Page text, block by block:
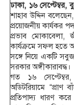
ঢাকা, ১৬ সেপ্টেম্বর,
শাহাব উদ্দিন
প্রয়োজনীয় কার্যকর
প্রভাব মোকাবেলা,
কার্যক্রমে সফল হতে
সঙ্গে নিয়ে একটি
সরকার অঙ্গীকারাবদ্ধ।
গত ১৬ সেপ্টেম্বর,
অডিটরিয়ামে
প্রতিপাদ্য ধারণ